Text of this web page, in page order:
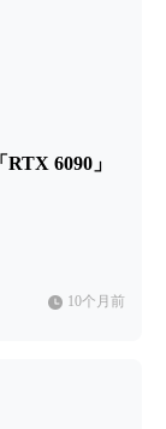
6090」
10个月前